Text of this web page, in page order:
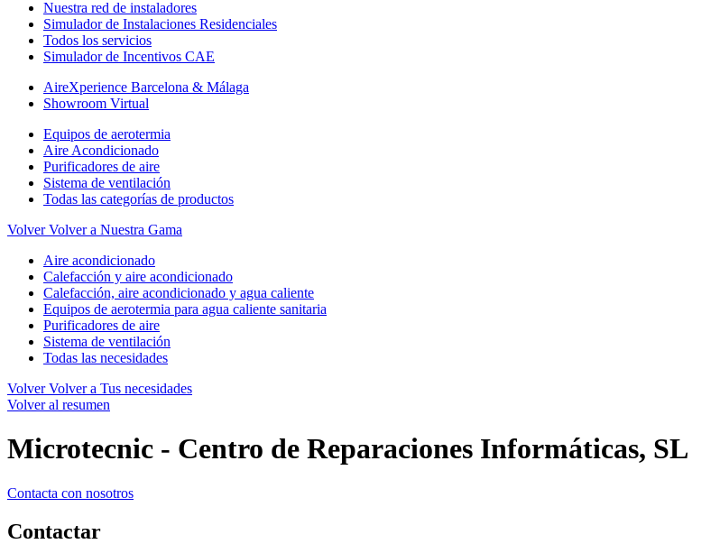
Nuestra red de instaladores
Simulador de Instalaciones Residenciales
Todos los servicios
Simulador de Incentivos CAE
AireXperience Barcelona & Málaga
Showroom Virtual
Equipos de aerotermia
Aire Acondicionado
Purificadores de aire
Sistema de ventilación
Todas las categorías de productos
Volver Volver a Nuestra Gama
Aire acondicionado
Calefacción y aire acondicionado
Calefacción, aire acondicionado y agua caliente
Equipos de aerotermia para agua caliente sanitaria
Purificadores de aire
Sistema de ventilación
Todas las necesidades
Volver Volver a Tus necesidades
Volver al resumen
Microtecnic - Centro de Reparaciones Informáticas, SL
Contacta con nosotros
Contactar